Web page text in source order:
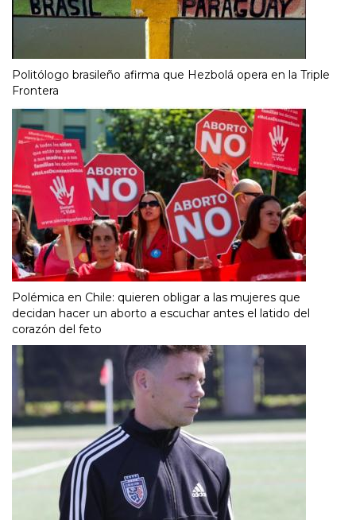
Politólogo brasileño afirma que Hezbolá opera en la Triple
Frontera
Polémica en Chile: quieren obligar a las mujeres que
decidan hacer un aborto a escuchar antes el latido del
corazón del feto